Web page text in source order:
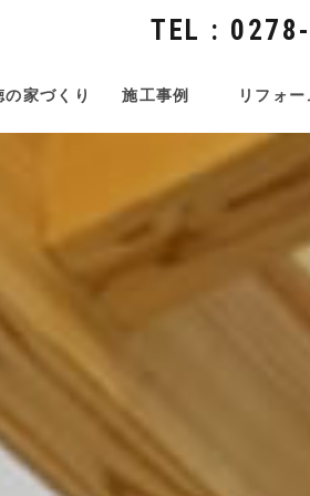
TEL :
の家づくり 施工事例 リフォー